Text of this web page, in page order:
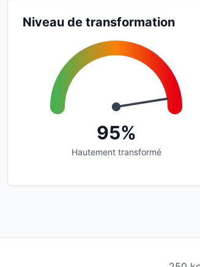
Niveau de transformation
95%
Hautement transformé